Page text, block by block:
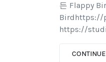
든 Flappy
Birdhttps://
https://